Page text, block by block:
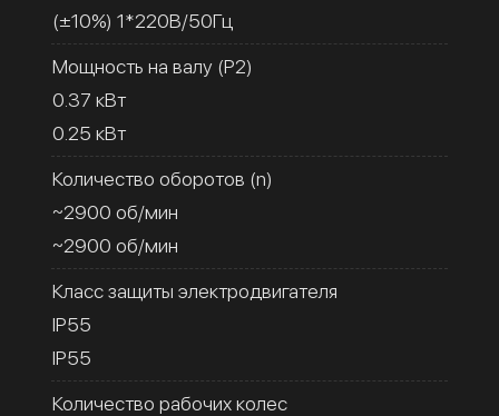
(±10%) 1*220В/50Гц
Мощность на валу (Р2)
0.37 кВт
0.25 кВт
Количество оборотов (n)
~2900 об/мин
~2900 об/мин
Класс защиты электродвигателя
IP55
IP55
Количество рабочих колес